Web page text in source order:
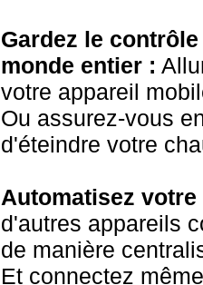
Gardez le
monde entier :
votre appareil
Ou assurez-vous
d'éteindre votre
Automatisez
d'autres appareils
de manière
Et connectez